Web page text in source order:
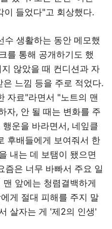
이 들었다"고 회상했다.
수 생활하는 동안 메모했
를 통해 공개하기도 했
않았을 때 컨디션과 자
느낌 등을 주로 적었다.
자료"라면서 "노트의 맨
자, 안 될 때는 변화를 주
운을 바라면서, 네잎클
후배들에게 보여줘서 한
내는 데 보탬이 됐으면
즘은 너무 바빠서 주요 일
앞에는 청렴결백하게
게 절대 피해를 주지 말
살자는 게 '제2의 인생'